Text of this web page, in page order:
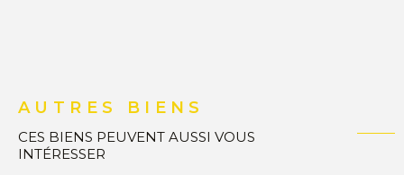
AUTRES BIENS
CES BIENS PEUVENT AUSSI VOUS
INTÉRESSER